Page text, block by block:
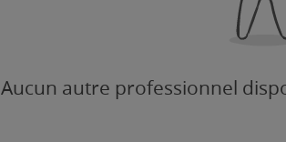
Aucun autre professionnel